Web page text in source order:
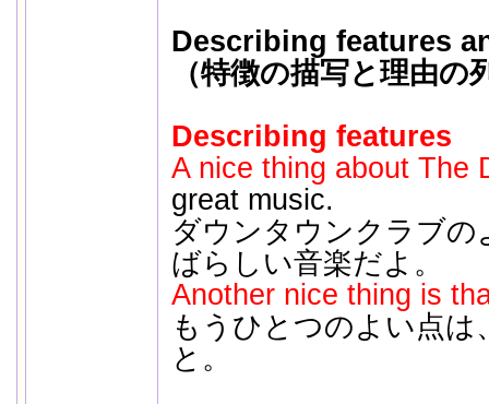
Describing features
（特徴の描写と理由の
Describing features
A nice thing about The
great music.
ダウンタウンクラブ
ばらしい音楽だよ。
Another nice thing is
もうひとつのよい点
と。